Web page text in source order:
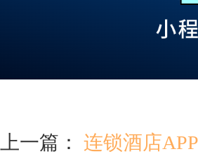
上一篇： 连锁酒店